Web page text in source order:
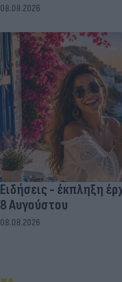
08.08.2026
Ειδήσεις - έκπληξη
8 Αυγούστου
08.08.2026